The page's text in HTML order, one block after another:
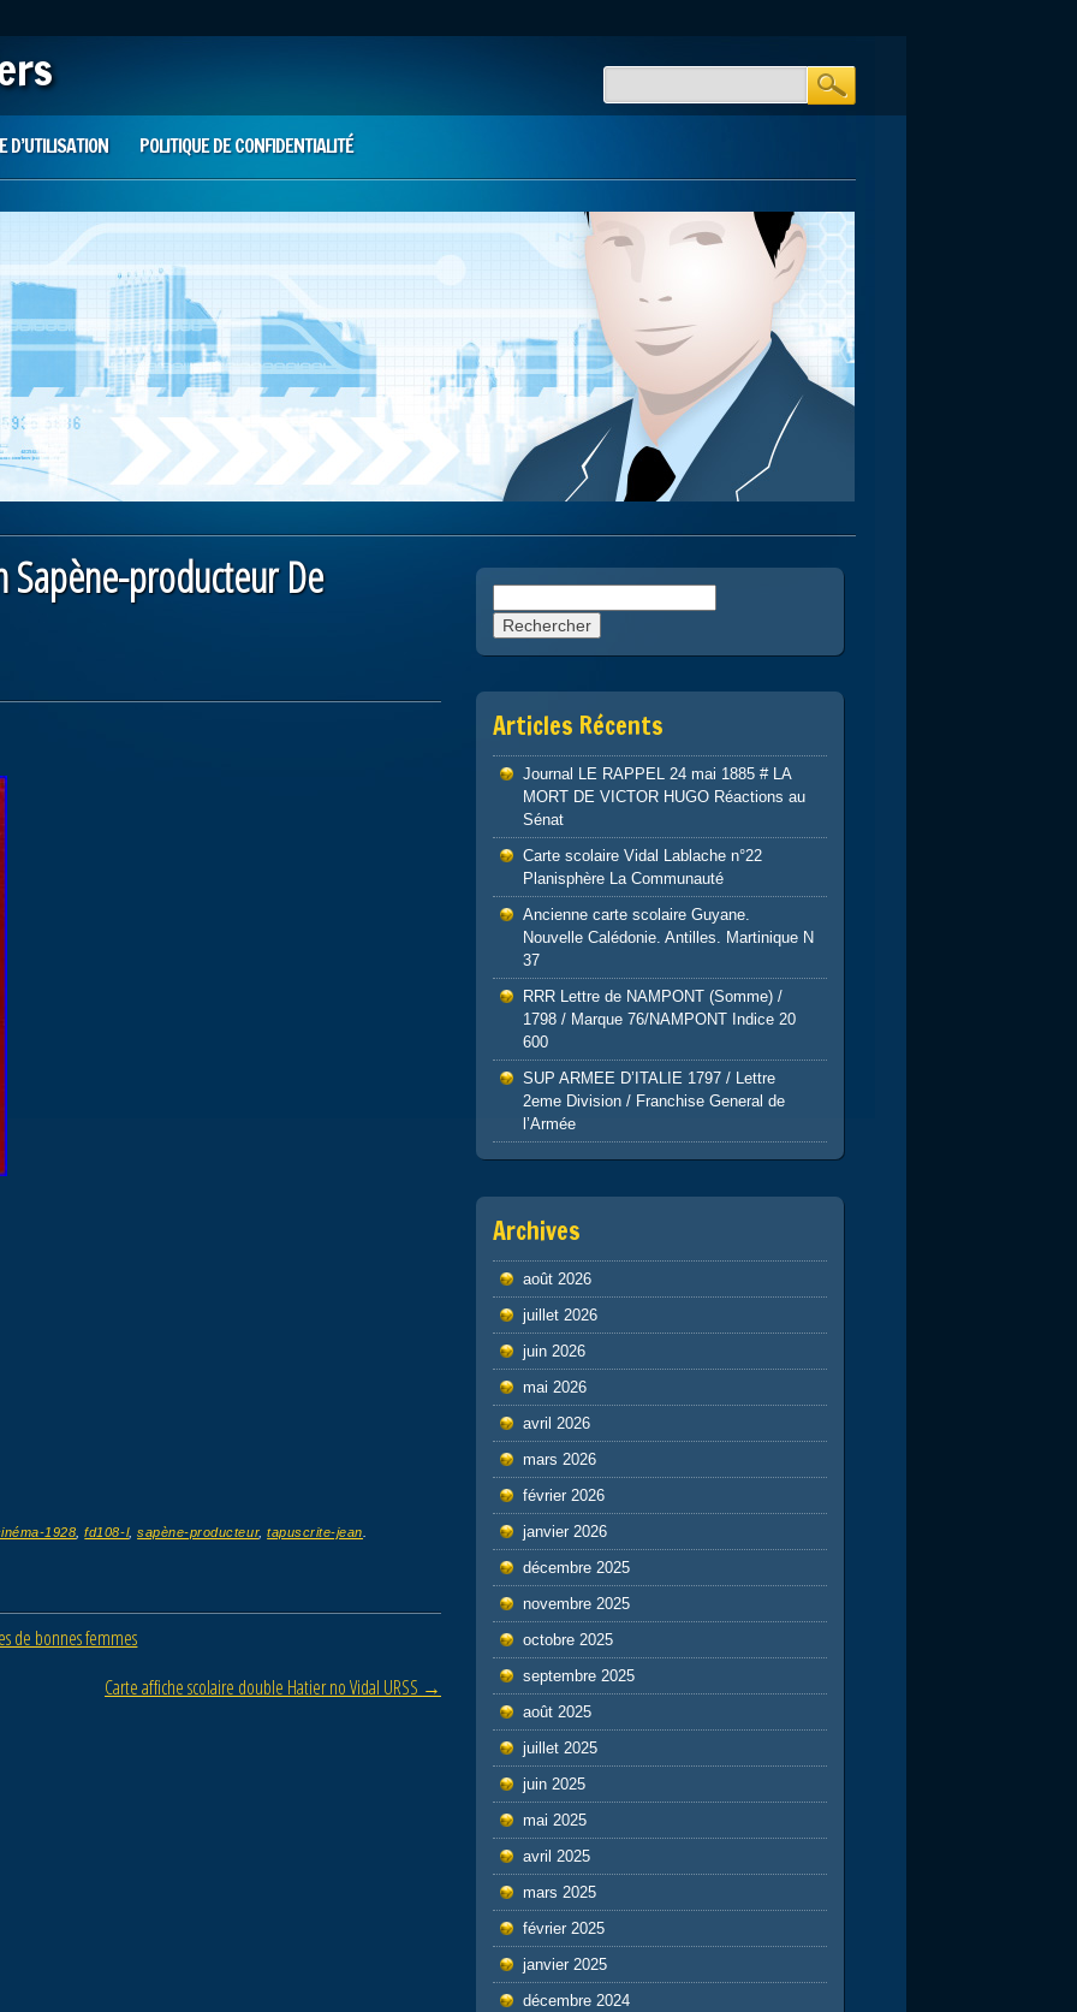
D’UTILISATION POLITIQUE DE CONFIDENTIALITÉ
Sapène-producteur De
1928 ,fd108-l,sapène-producteur,tapuscrite-jean
de bonnes femmes
Carte affiche scolaire double Hatier no Vidal URSS →
Articles Récents
Journal LE RAPPEL 24 mai 1885 # LA
MORT DE VICTOR HUGO Réactions au
Sénat
Carte scolaire Vidal Lablache n°22
Planisphère La Communauté
Ancienne carte scolaire Guyane.
Nouvelle Calédonie. Antilles. Martinique N
37
RRR Lettre de NAMPONT (Somme) /
1798 / Marque 76/NAMPONT Indice 20
600
SUP ARMEE D’ITALIE 1797 / Lettre
2eme Division / Franchise General de
l’Armée
Archives
août 2026
juillet 2026
juin 2026
mai 2026
avril 2026
mars 2026
février 2026
janvier 2026
décembre 2025
novembre 2025
octobre 2025
septembre 2025
août 2025
juillet 2025
juin 2025
mai 2025
avril 2025
mars 2025
février 2025
janvier 2025
décembre 2024